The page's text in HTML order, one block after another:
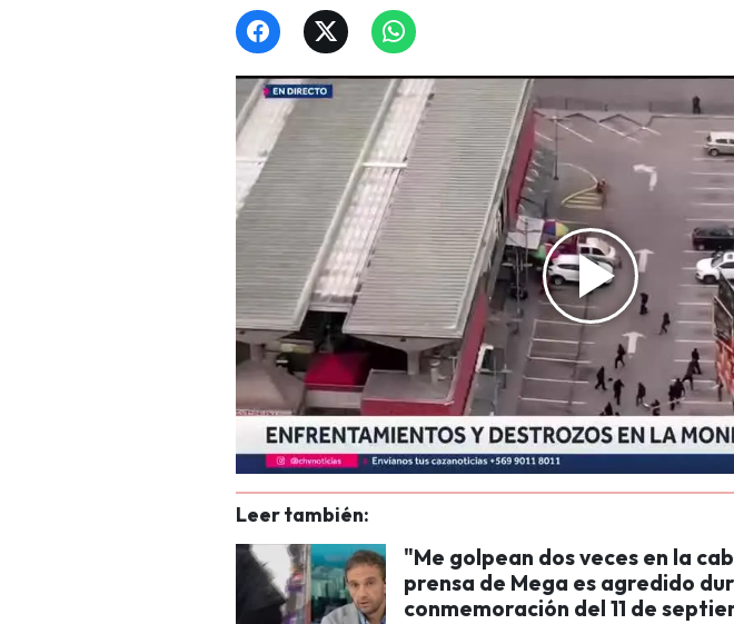
Leer también:
"Me golpean dos veces en la
prensa de Mega es agredido
conmemoración del 11 de